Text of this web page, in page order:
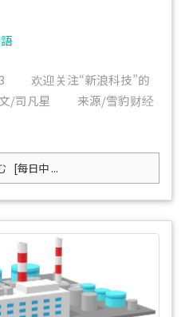
欢迎关注“新浪科技”的
/司凡星 来源/雪豹财经
[每日中 ...